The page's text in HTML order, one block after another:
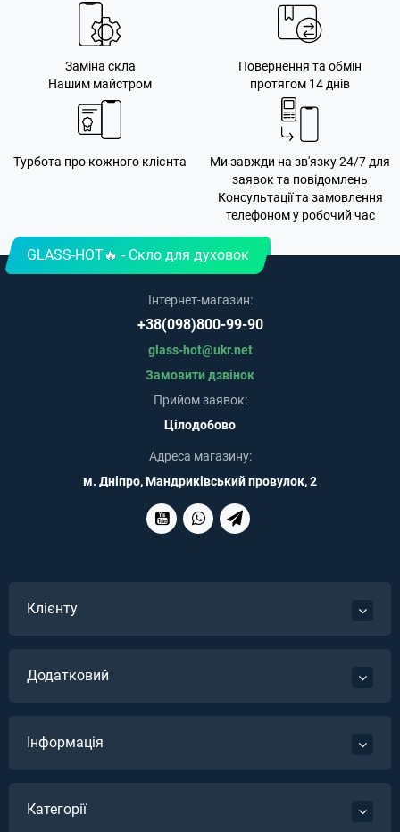
Заміна скла
Нашим майстром
Повернення та обмін
протягом 14 днів
Турбота про кожного клієнта
Ми завжди на зв'язку 24/7 для
заявок та повідомлень
Консультації та замовлення
телефоном у робочий час
GLASS-HOT🔥 - Скло для духовок
Інтернет-магазин:
+38(098)800-99-90
glass-hot@ukr.net
Замовити дзвінок
Прийом заявок:
Цілодобово
Адреса магазину:
м. Дніпро, Мандриківський провулок, 2
Клієнту
Додатковий
Інформація
Категорії